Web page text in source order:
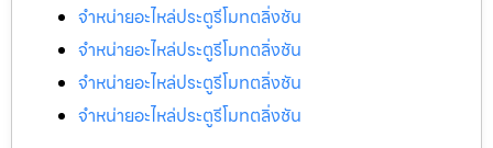
จำหน่ายอะไหล่ประตูรีโมทตลิ่งชัน
จำหน่ายอะไหล่ประตูรีโมทตลิ่งชัน
จำหน่ายอะไหล่ประตูรีโมทตลิ่งชัน
จำหน่ายอะไหล่ประตูรีโมทตลิ่งชัน